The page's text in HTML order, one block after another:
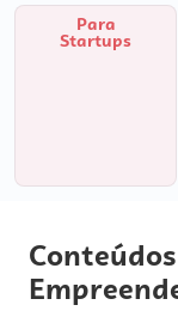
Para
Startups